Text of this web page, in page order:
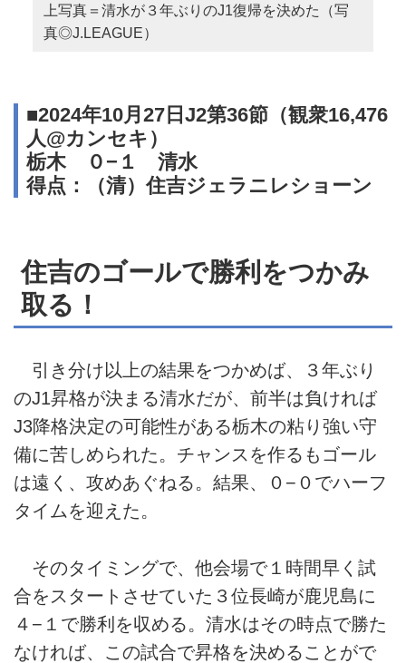
上写真＝清水が３年ぶりのJ1復帰を決めた（写
真◎J.LEAGUE）
■2024年10月27日J2第36節（観衆16,476
人@カンセキ）
栃木 ０−１ 清水
得点：（清）住吉ジェラニレショーン
住吉のゴールで勝利をつかみ
取る！
引き分け以上の結果をつかめば、３年ぶり
のJ1昇格が決まる清水だが、前半は負ければ
J3降格決定の可能性がある栃木の粘り強い守
備に苦しめられた。チャンスを作るもゴール
は遠く、攻めあぐねる。結果、０−０でハーフ
タイムを迎えた。
そのタイミングで、他会場で１時間早く試
合をスタートさせていた３位長崎が鹿児島に
４−１で勝利を収める。清水はその時点で勝た
なければ、この試合で昇格を決めることがで